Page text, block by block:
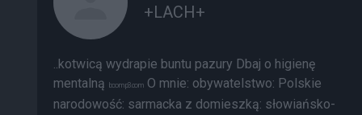
+LACH+
..kotwicą wydrapie buntu pazury Dbaj o higienę
mentalną
boomp3.com O mnie: obywatelstwo: Polskie
narodowość: sarmacka z domieszką: słowiańsko-